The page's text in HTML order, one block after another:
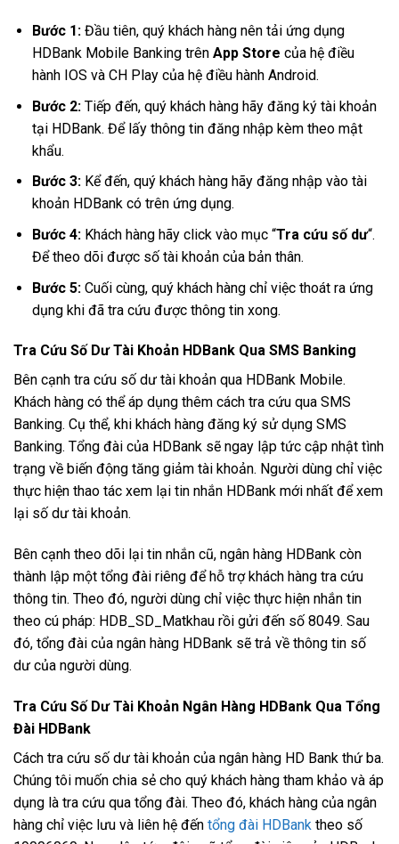
Bước 1:Đầu tiên, quý khách hàng nên tải ứng dụng
HDBank Mobile Banking trênApp Store của hệ điều
hành IOS và CH Play của hệ điều hành Android.
Bước 2:Tiếp đến, quý khách hàng hãy đăng ký tài khoản
tại HDBank. Để lấy thông tin đăng nhập kèm theo mật
khẩu.
Bước 3:Kể đến, quý khách hàng hãy đăng nhập vào tài
khoản HDBank có trên ứng dụng.
Bước 4:Khách hàng hãy click vào mục “Tra cứu số dư“.
Để theo dõi được số tài khoản của bản thân.
Bước 5:Cuối cùng, quý khách hàng chỉ việc thoát ra ứng
dụng khi đã tra cứu được thông tin xong.
Tra Cứu Số Dư Tài Khoản HDBank Qua SMS Banking
Bên cạnh tra cứu số dư tài khoản qua HDBank Mobile.
Khách hàng có thể áp dụng thêm cách tra cứu qua SMS
Banking. Cụ thể, khi khách hàng đăng ký sử dụng SMS
Banking. Tổng đài của HDBank sẽ ngay lập tức cập nhật tình
trạng về biến động tăng giảm tài khoản. Người dùng chỉ việc
thực hiện thao tác xem lại tin nhắn HDBank mới nhất để xem
lại số dư tài khoản.
Bên cạnh theo dõi lại tin nhắn cũ, ngân hàng HDBank còn
thành lập một tổng đài riêng để hỗ trợ khách hàng tra cứu
thông tin. Theo đó, người dùng chỉ việc thực hiện nhắn tin
theo cú pháp: HDB_SD_Matkhau rồi gửi đến số 8049. Sau
đó, tổng đài của ngân hàng HDBank sẽ trả về thông tin số
dư của người dùng.
Tra Cứu Số Dư Tài Khoản Ngân Hàng HDBank Qua Tổng
Đài HDBank
Cách tra cứu số dư tài khoản của ngân hàng HD Bank thứ ba.
Chúng tôi muốn chia sẻ cho quý khách hàng tham khảo và áp
dụng là tra cứu qua tổng đài. Theo đó, khách hàng của ngân
hàng chỉ việc lưu và liên hệ đến tổng đài HDBank theo số